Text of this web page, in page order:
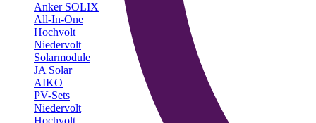
Anker SOLIX
All-In-One
Hochvolt
Niedervolt
Solarmodule
JA Solar
AIKO
PV-Sets
Niedervolt
Hochvolt